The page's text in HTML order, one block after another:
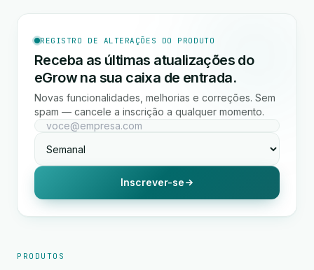
REGISTRO DE ALTERAÇÕES DO PRODUTO
Receba as últimas atualizações do
eGrow na sua caixa de entrada.
Novas funcionalidades, melhorias e correções. Sem
spam — cancele a inscrição a qualquer momento.
Inscrever-se
PRODUTOS